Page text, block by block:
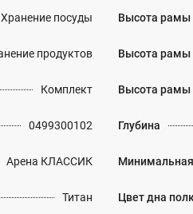
Хранение посуды
продуктов
Комплект
0499300102
Арена КЛАССИК
Титан
Высота рамы
Высота рамы
Высота рамы
Глубина
Минимальная
Цвет дна